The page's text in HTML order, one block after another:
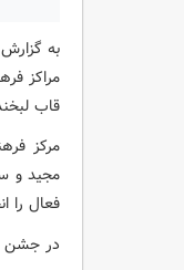
مراکز
قاب
مجید و
فعال را
در جشن مهربانی